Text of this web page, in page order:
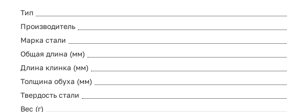
Тип
Производитель
Марка стали
Общая длина (мм)
Длина клинка (мм)
Толщина обуха (мм)
Твердость стали
Вес (г)